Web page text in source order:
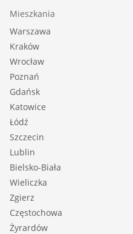
Mieszkania
Warszawa
Kraków
Wrocław
Poznań
Gdańsk
Katowice
Łódź
Szczecin
Lublin
Bielsko-Biała
Wieliczka
Zgierz
Częstochowa
Żyrardów